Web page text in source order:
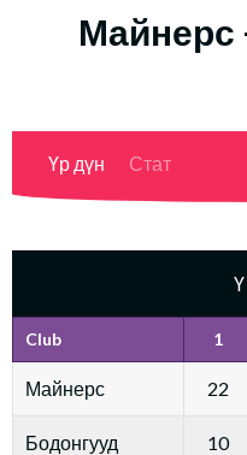
Майнерс
Үр дүн Стат
Club 1
Майнерс 22
Бодонгууд 10